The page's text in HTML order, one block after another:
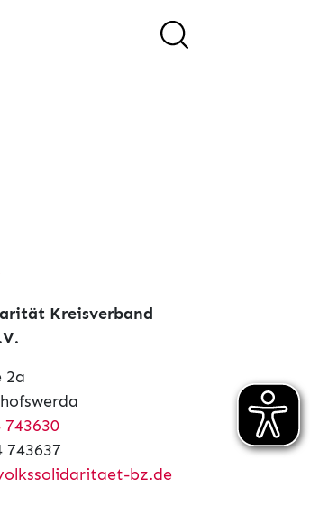
Kreisverband
2a
743630
743637
bz.de